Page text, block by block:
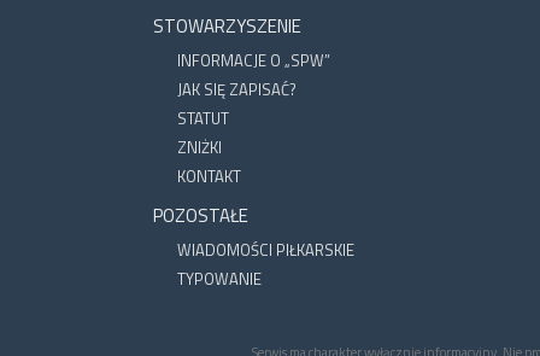
STOWARZYSZENIE
INFORMACJE O „SPW”
JAK SIĘ ZAPISAĆ?
STATUT
ZNIŻKI
KONTAKT
POZOSTAŁE
WIADOMOŚCI PIŁKARSKIE
TYPOWANIE